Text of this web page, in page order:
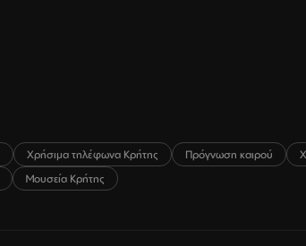
Χρήσιμα τηλέφωνα Κρήτης Πρόγνωση καιρού
Μουσεία Κρήτης